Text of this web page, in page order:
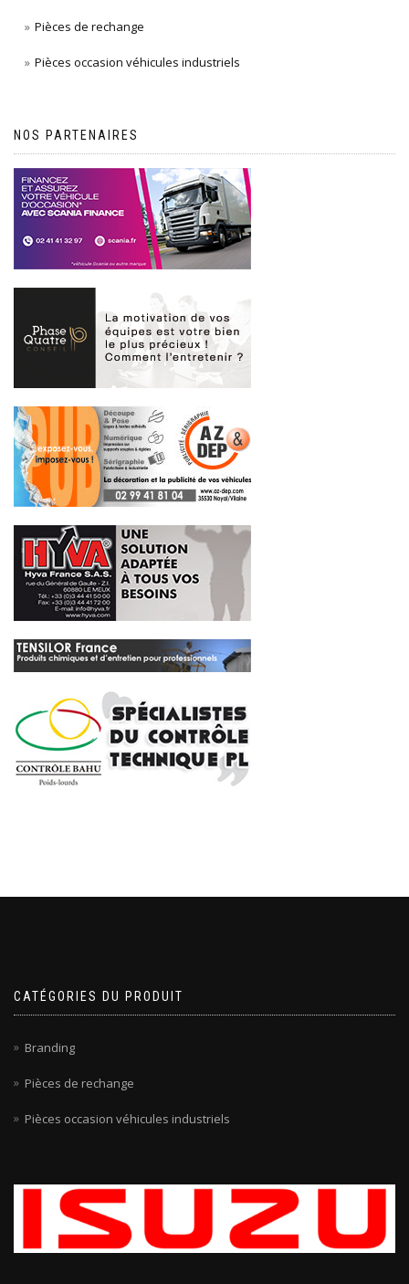
Pièces de rechange
Pièces occasion véhicules industriels
NOS PARTENAIRES
CATÉGORIES DU PRODUIT
Branding
Pièces de rechange
Pièces occasion véhicules industriels